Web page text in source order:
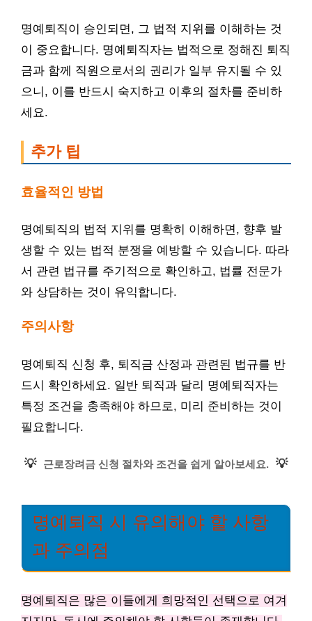
명예퇴직이 승인되면, 그 법적 지위를 이해하는 것
이 중요합니다. 명예퇴직자는 법적으로 정해진 퇴직
금과 함께 직원으로서의 권리가 일부 유지될 수 있
으니, 이를 반드시 숙지하고 이후의 절차를 준비하
세요.
추가 팁
효율적인 방법
명예퇴직의 법적 지위를 명확히 이해하면, 향후 발
생할 수 있는 법적 분쟁을 예방할 수 있습니다. 따라
서 관련 법규를 주기적으로 확인하고, 법률 전문가
와 상담하는 것이 유익합니다.
주의사항
명예퇴직 신청 후, 퇴직금 산정과 관련된 법규를 반
드시 확인하세요. 일반 퇴직과 달리 명예퇴직자는
특정 조건을 충족해야 하므로, 미리 준비하는 것이
필요합니다.
💡 근로장려금 신청 절차와 조건을 쉽게 알아보세요. 💡
명예퇴직 시 유의해야 할 사항
과 주의점
명예퇴직은 많은 이들에게 희망적인 선택으로 여겨